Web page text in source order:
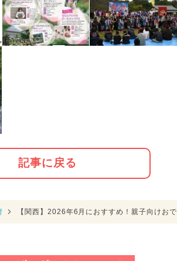
記事に戻る
【関西】2026年6月におすすめ！親子向けお